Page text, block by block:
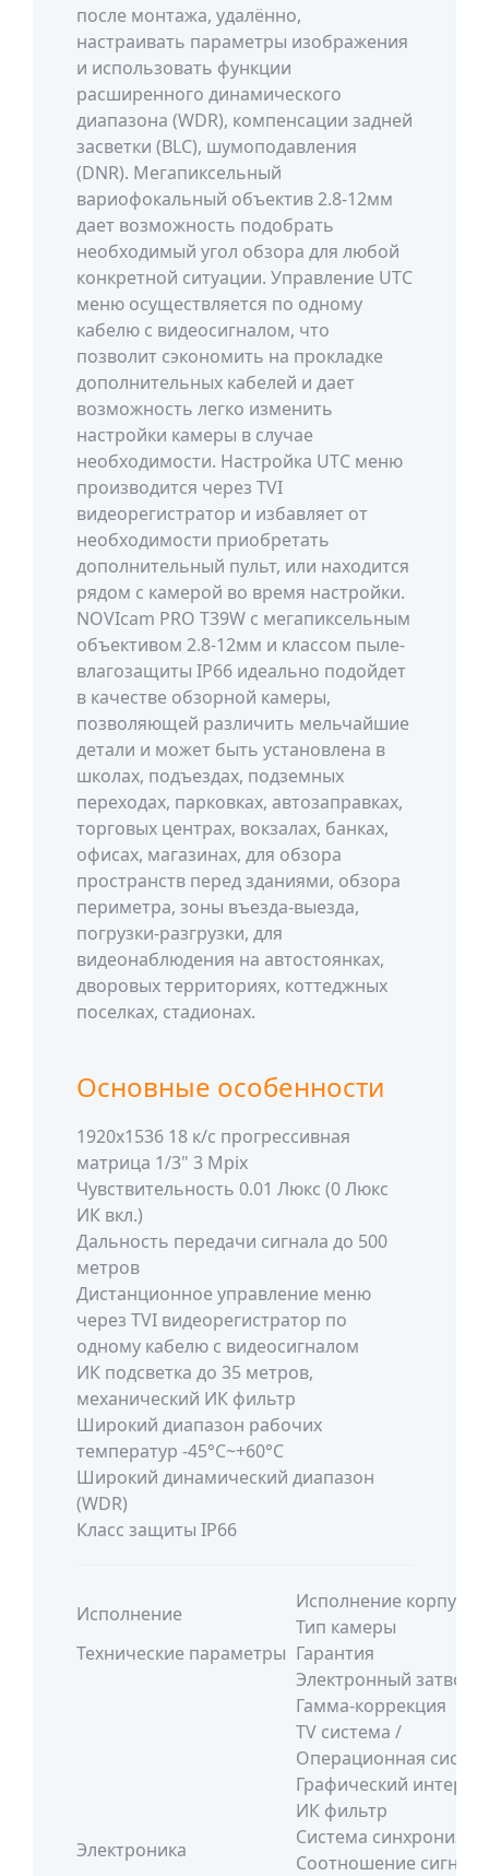
после монтажа, удалённо,
настраивать параметры изображения
и использовать функции
расширенного динамического
диапазона (WDR), компенсации задней
засветки (BLC), шумоподавления
(DNR). Мегапиксельный
вариофокальный объектив 2.8-12мм
дает возможность подобрать
необходимый угол обзора для любой
конкретной ситуации. Управление UTC
меню осуществляется по одному
кабелю с видеосигналом, что
позволит сэкономить на прокладке
дополнительных кабелей и дает
возможность легко изменить
настройки камеры в случае
необходимости. Настройка UTC меню
производится через TVI
видеорегистратор и избавляет от
необходимости приобретать
дополнительный пульт, или находится
рядом с камерой во время настройки.
NOVIcam PRO T39W с мегапиксельным
объективом 2.8-12мм и классом пыле-
влагозащиты IP66 идеально подойдет
в качестве обзорной камеры,
позволяющей различить мельчайшие
детали и может быть установлена в
школах, подъездах, подземных
переходах, парковках, автозаправках,
торговых центрах, вокзалах, банках,
офисах, магазинах, для обзора
пространств перед зданиями, обзора
периметра, зоны въезда-выезда,
погрузки-разгрузки, для
видеонаблюдения на автостоянках,
дворовых территориях, коттеджных
поселках, стадионах.
Основные особенности
1920х1536 18 к/с прогрессивная
матрица 1/3" 3 Mpix
Чувствительность 0.01 Люкс (0 Люкс
ИК вкл.)
Дальность передачи сигнала до 500
метров
Дистанционное управление меню
через TVI видеорегистратор по
одному кабелю с видеосигналом
ИК подсветка до 35 метров,
механический ИК фильтр
Широкий диапазон рабочих
температур -45°С~+60°С
Широкий динамический диапазон
(WDR)
Класс защиты IP66
Исполнение
Исполнение корпуса
Тип камеры
Технические параметры Гарантия
Электроника
Электронный затвор
Гамма-коррекция
TV система /
Операционная
Графический
ИК фильтр
Система
Соотношение сигнал/